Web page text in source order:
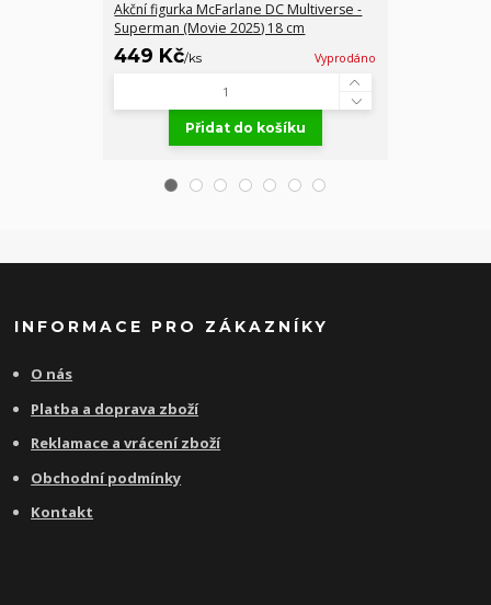
Akční figurka McFarlane DC Multiverse -
Superman (Movie 2025) 18 cm
449 Kč/ks Vyprodáno
Přidat do košíku
INFORMACE PRO ZÁKAZNÍKY
O nás
Platba a doprava zboží
Reklamace a vrácení zboží
Obchodní podmínky
Kontakt